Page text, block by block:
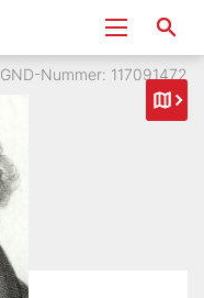
GND-Nummer: 117091472